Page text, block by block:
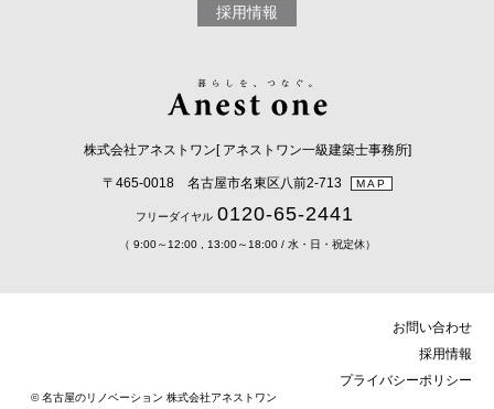
採用情報
株式会社アネストワン[ アネストワン一級建築士事務所]
〒465-0018 名古屋市名東区八前2-713 MAP
フリーダイヤル 0120-65-2441
（ 9:00～12:00 , 13:00～18:00 / 水・日・祝定休）
お問い合わせ
採用情報
プライバシーポリシー
© 名古屋のリノベーション 株式会社アネストワン